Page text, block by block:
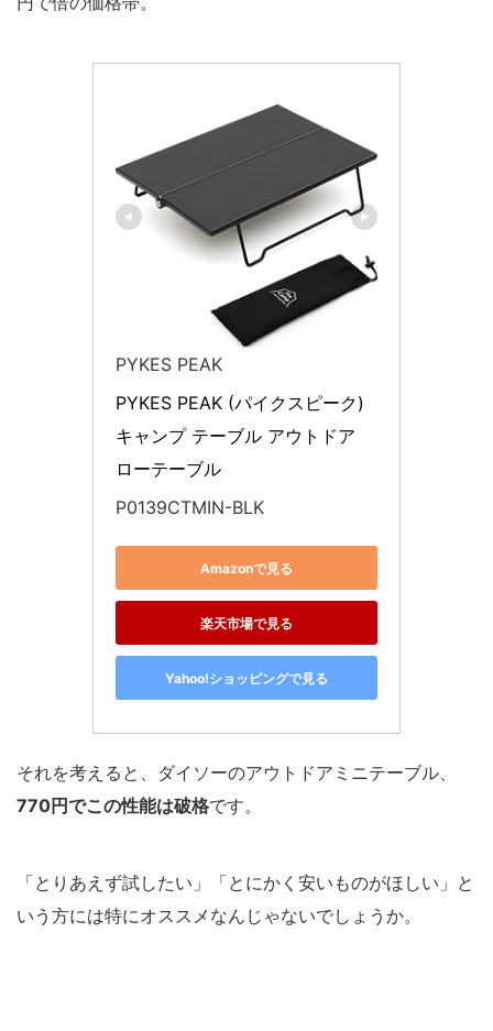
PYKES PEAK
PYKES PEAK (パイクスピーク)
キャンプ テーブル アウトドア
ローテーブル
P0139CTMIN-BLK
Amazonで見る
楽天市場で見る
Yahoo!ショッピングで見る
それを考えると、ダイソーのアウトドアミニテーブル、
770円でこの性能は破格です。
「とりあえず試したい」「とにかく安いものがほしい」と
いう方には特にオススメなんじゃないでしょうか。